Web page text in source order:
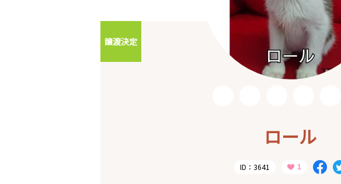
譲渡決定
ロール
ID：3641